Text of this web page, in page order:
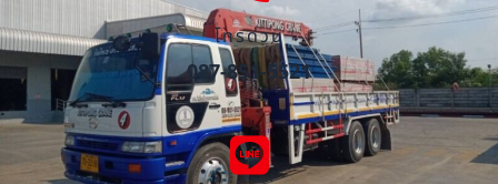
โทรด่วน
087-851-5521